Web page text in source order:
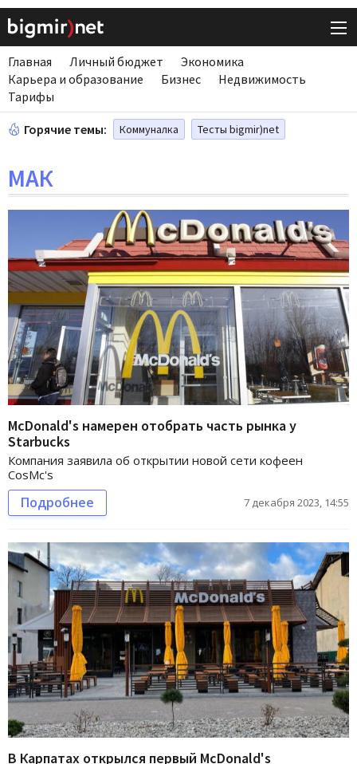
Главная Личный бюджет
Экономика
Карьера и образование
Бизнес
Недвижимость
Тарифы
Горячие темы: Коммуналка Тесты bigmir)net
МАК
McDonald's намерен отобрать часть рынка у
Starbucks
Компания заявила об открытии новой сети кофеен
CosMc's
Подробнее 7 декабря 2023, 14:55
В Карпатах открылся первый McDonald's